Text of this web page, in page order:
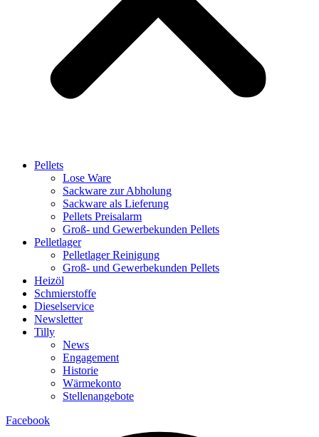
Pellets
Lose Ware
Sackware zur Abholung
Sackware als Lieferung
Pellets Preisalarm
Groß- und Gewerbekunden Pellets
Pelletlager
Pelletlager Reinigung
Groß- und Gewerbekunden Pellets
Heizöl
Schmierstoffe
Dieselservice
Newsletter
Tilly
News
Engagement
Historie
Wärmekonto
Stellenangebote
Facebook